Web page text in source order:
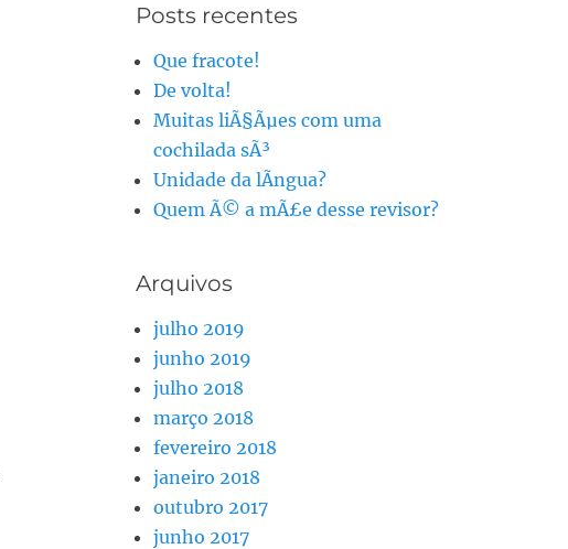
Posts recentes
Que fracote!
De volta!
Muitas liÃ§Ãµes com uma
cochilada sÃ³
Unidade da lÃ­ngua?
Quem Ã© a mÃ£e desse revisor?
Arquivos
julho 2019
junho 2019
julho 2018
março 2018
fevereiro 2018
janeiro 2018
outubro 2017
junho 2017